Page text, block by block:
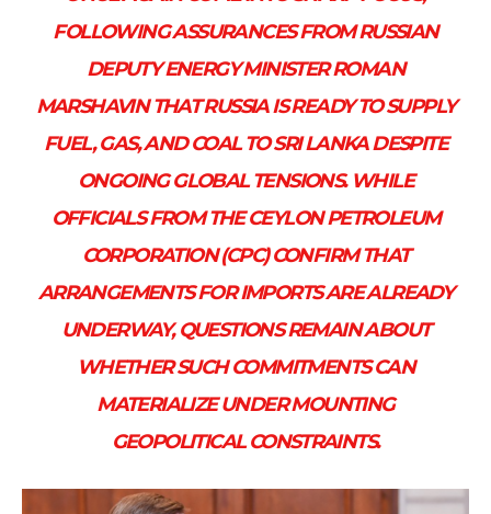
FOLLOWING ASSURANCES FROM RUSSIAN
DEPUTY ENERGY MINISTER ROMAN
MARSHAVIN THAT RUSSIA IS READY TO SUPPLY
FUEL, GAS, AND COAL TO SRI LANKA DESPITE
ONGOING GLOBAL TENSIONS. WHILE
OFFICIALS FROM THE CEYLON PETROLEUM
CORPORATION (CPC) CONFIRM THAT
ARRANGEMENTS FOR IMPORTS ARE ALREADY
UNDERWAY, QUESTIONS REMAIN ABOUT
WHETHER SUCH COMMITMENTS CAN
MATERIALIZE UNDER MOUNTING
GEOPOLITICAL CONSTRAINTS.